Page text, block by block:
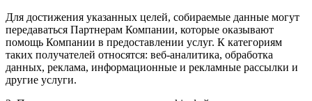
Для достижения указанных целей, собираемые данные могут
передаваться Партнерам Компании, которые оказывают
помощь Компании в предоставлении услуг. К категориям
таких получателей относятся: веб-аналитика, обработка
данных, реклама, информационные и рекламные рассылки и
другие услуги.